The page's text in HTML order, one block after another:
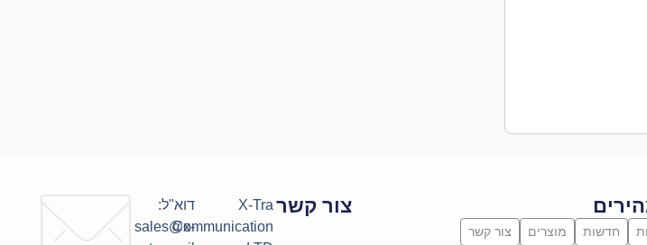
חדשות מוצרים צור קשר
צור קשר X-Tra
Communication
דוא"ל:
sales@x-